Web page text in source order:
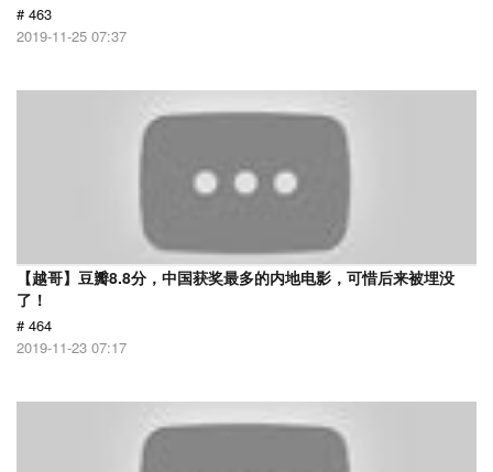
# 463
2019-11-25 07:37
【越哥】豆瓣8.8分，中国获奖最多的内地电影，可惜后来被埋没
了！
# 464
2019-11-23 07:17